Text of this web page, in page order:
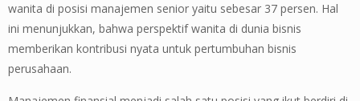
wanita di posisi manajemen senior yaitu sebesar 37 persen. Hal
ini menunjukkan, bahwa perspektif wanita di dunia bisnis
memberikan kontribusi nyata untuk pertumbuhan bisnis
perusahaan.